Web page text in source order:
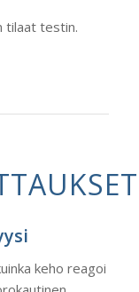
tilaat testin.
keho reagoi